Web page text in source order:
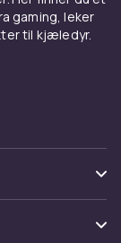
gaming, leker
til kjæledyr.